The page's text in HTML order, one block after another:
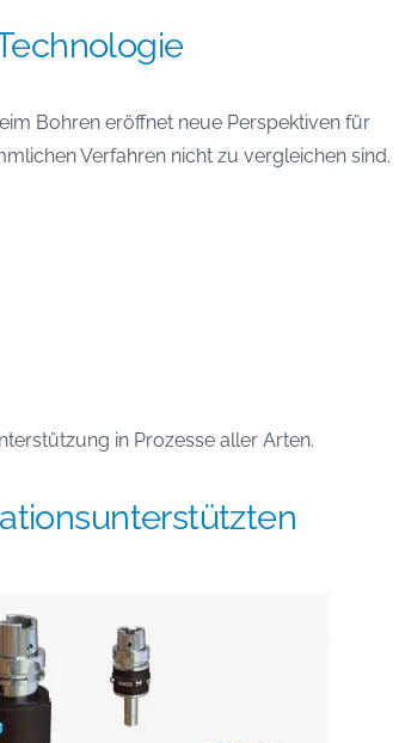
Bohren eröffnet neue Perspektiven für
Verfahren nicht zu vergleichen sind.
in Prozesse aller Arten.